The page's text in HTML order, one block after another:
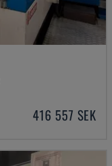
416 557 SEK